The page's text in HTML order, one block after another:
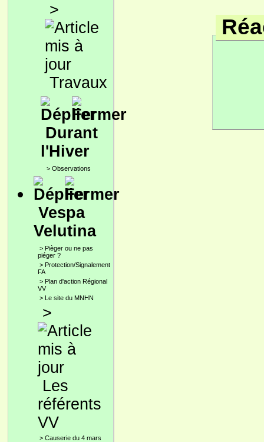
>
Travaux
Durant
l'Hiver
> Observations
Vespa
Velutina
> Pièger ou ne pas
piéger ?
> Protection/Signalement
FA
> Plan d'action Régional
VV
> Le site du MNHN
>
Les
référents
VV
> Causerie du 4 mars